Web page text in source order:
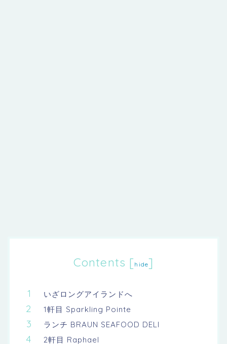
Contents [ hide]
いざロングアイランドへ
1軒目 Sparkling Pointe
ランチ BRAUN SEAFOOD DELI
2軒目 Raphael